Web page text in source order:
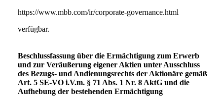
https://www.mbb.com/ir/corporate-governance.html
verfügbar.
Beschlussfassung über die Ermächtigung zum Erwerb
und zur Veräußerung eigener Aktien unter Ausschluss
des Bezugs- und Andienungsrechts der Aktionäre gemäß
Art. 5 SE-VO i.V.m. § 71 Abs. 1 Nr. 8 AktG und die
Aufhebung der bestehenden Ermächtigung